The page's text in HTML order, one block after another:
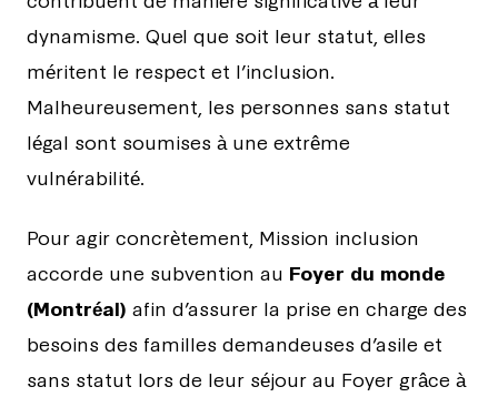
dynamisme. Quel que soit leur statut, elles
méritent le respect et l’inclusion.
Malheureusement, les personnes sans statut
légal sont soumises à une extrême
vulnérabilité.
Pour agir concrètement, Mission inclusion
accorde une subvention au Foyer du monde
(Montréal) afin d’assurer la prise en charge des
besoins des familles demandeuses d’asile et
sans statut lors de leur séjour au Foyer grâce à